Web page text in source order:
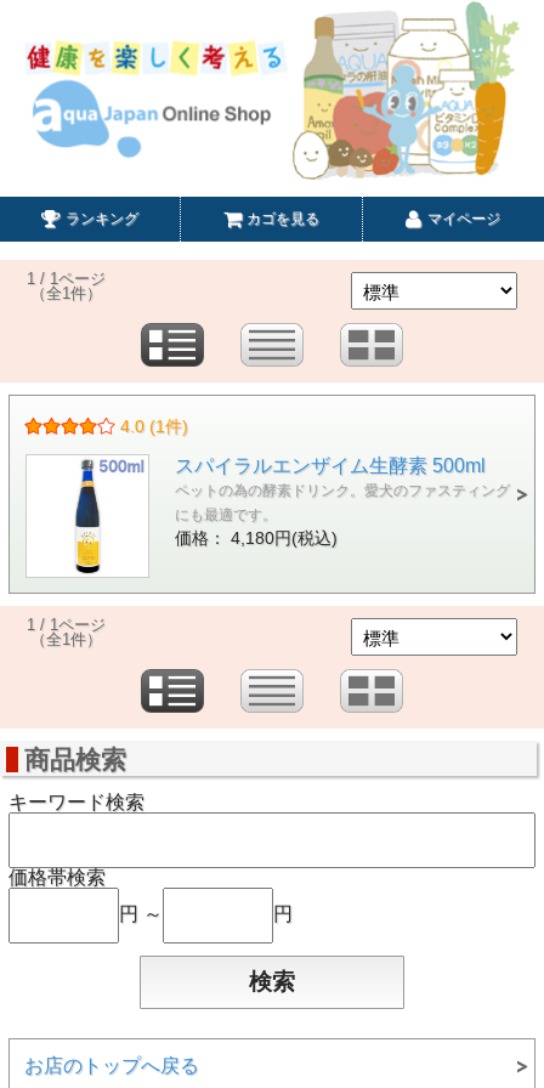
ランキング カゴを見る マイページ
1 / 1ページ
（全1件）
4.0 (1件)
スパイラルエンザイム生酵素 500ml
ペットの為の酵素ドリンク。愛犬のファスティング
にも最適です。
価格： 4,180円(税込)
1 / 1ページ
（全1件）
商品検索
キーワード検索
価格帯検索
円 ～
円
お店のトップへ戻る